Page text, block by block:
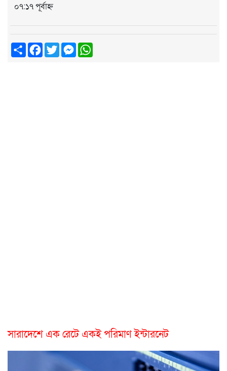
০৭:১৭ পূর্বাহ্ন
ShareFacebook
TwitterMessenger
সারাদেশে এক রেটে একই পরিমাণ ইন্টারনেট